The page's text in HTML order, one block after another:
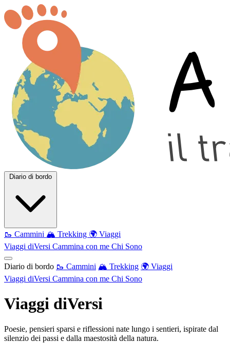
Diario di bordo
🥾 Cammini 🏔️ Trekking 🌍 Viaggi
Viaggi diVersi Cammina con me Chi Sono
Diario di bordo 🥾 Cammini 🏔️ Trekking 🌍 Viaggi
Viaggi diVersi Cammina con me Chi Sono
Viaggi diVersi
Poesie, pensieri sparsi e riflessioni nate lungo i sentieri, ispirate dal
silenzio dei passi e dalla maestosità della natura.